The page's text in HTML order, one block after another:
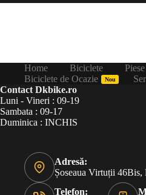
Home Biciclete Piese
Biciclete de Ocazie
Nou
Contact Dkbike.ro
Luni - Vineri : 09-19
Sambata : 09-17
Duminica : INCHIS
Adresă:
Șoseaua Virtuții 46Bis,
Telefon: